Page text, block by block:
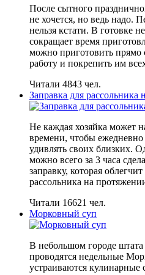
После сытного
не хочется, но ведь надо.
нельзя кстати. В готовке
сокращает время
можно приготовить прямо
работу и покрепить им
Читали 4843 чел.
Заправка для рассольника
Не каждая хозяйка может
времени, чтобы
удивлять своих близких.
можно всего за 3 часа
заправку, которая
рассольника на
Читали 16621 чел.
Морковный суп
В небольшом городе
проводятся недельные
устраиваются